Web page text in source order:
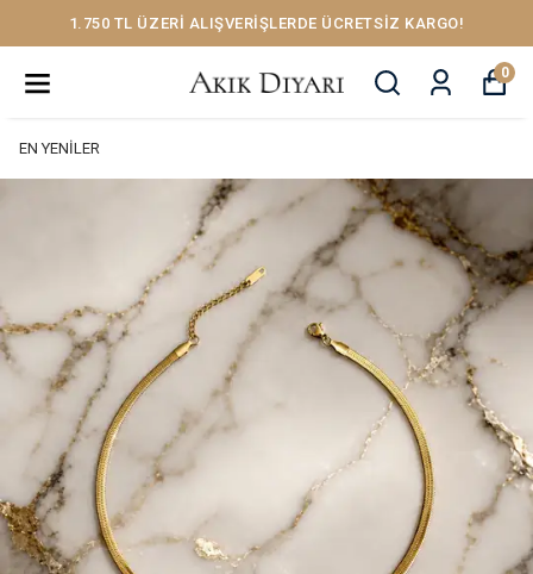
1.750 TL ÜZERİ ALIŞVERİŞLERDE ÜCRETSİZ KARGO!
0
EN YENİLER